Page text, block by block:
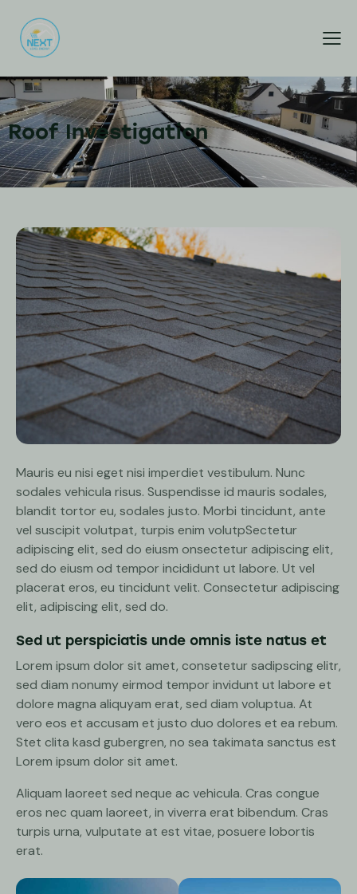
Roof Investigation
Mauris eu nisi eget nisi imperdiet vestibulum. Nunc
sodales vehicula risus. Suspendisse id mauris sodales,
blandit tortor eu, sodales justo. Morbi tincidunt, ante
vel suscipit volutpat, turpis enim volutpSectetur
adipiscing elit, sed do eiusm onsectetur adipiscing elit,
sed do eiusm od tempor incididunt ut labore. Ut vel
placerat eros, eu tincidunt velit. Consectetur adipiscing
elit, adipiscing elit, sed do.
Sed ut perspiciatis unde omnis iste natus et
Lorem ipsum dolor sit amet, consetetur sadipscing elitr,
sed diam nonumy eirmod tempor invidunt ut labore et
dolore magna aliquyam erat, sed diam voluptua. At
vero eos et accusam et justo duo dolores et ea rebum.
Stet clita kasd gubergren, no sea takimata sanctus est
Lorem ipsum dolor sit amet.
Aliquam laoreet sed neque ac vehicula. Cras congue
eros nec quam laoreet, in viverra erat bibendum. Cras
turpis urna, vulputate at est vitae, posuere lobortis
erat.